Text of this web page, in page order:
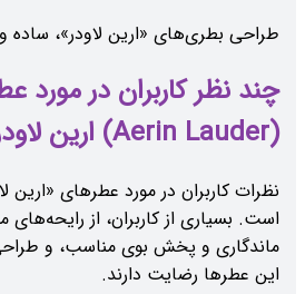
طراحی بطری‌های «ارین لاودر»،
چند نظر کاربران در مورد
(Aerin Lauder) ارین لاودر
نظرات کاربران در مورد عطرهای «ارین
است. بسیاری از کاربران، از رایحه‌های
ماندگاری و پخش بوی مناسب، و
این عطرها رضایت دارند.